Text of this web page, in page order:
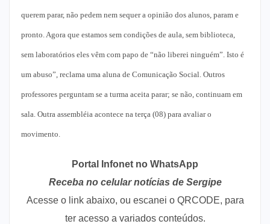
querem parar, não pedem nem sequer a opinião dos alunos, param e
pronto. Agora que estamos sem condições de aula, sem biblioteca,
sem laboratórios eles vêm com papo de “não liberei ninguém”. Isto é
um abuso”, reclama uma aluna de Comunicação Social. Outros
professores perguntam se a turma aceita parar; se não, continuam em
sala. Outra assembléia acontece na terça (08) para avaliar o
movimento.
Portal Infonet no WhatsApp
Receba no celular notícias de Sergipe
Acesse o link abaixo, ou escanei o QRCODE, para
ter acesso a variados conteúdos.